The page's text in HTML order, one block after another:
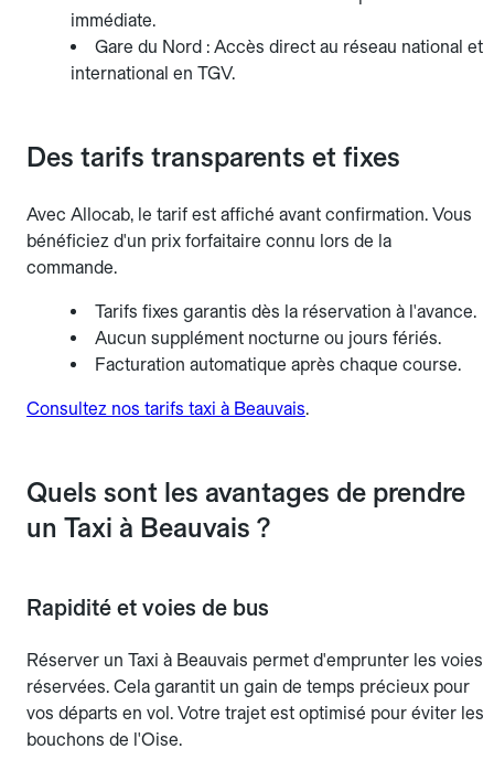
immédiate.
Gare du Nord : Accès direct au réseau national et
international en TGV.
Des tarifs transparents et fixes
Avec Allocab, le tarif est affiché avant confirmation. Vous
bénéficiez d'un prix forfaitaire connu lors de la
commande.
Tarifs fixes garantis dès la réservation à l'avance.
Aucun supplément nocturne ou jours fériés.
Facturation automatique après chaque course.
Consultez nos tarifs taxi à Beauvais.
Quels sont les avantages de prendre
un Taxi à Beauvais ?
Rapidité et voies de bus
Réserver un Taxi à Beauvais permet d'emprunter les voies
réservées. Cela garantit un gain de temps précieux pour
vos départs en vol. Votre trajet est optimisé pour éviter les
bouchons de l'Oise.